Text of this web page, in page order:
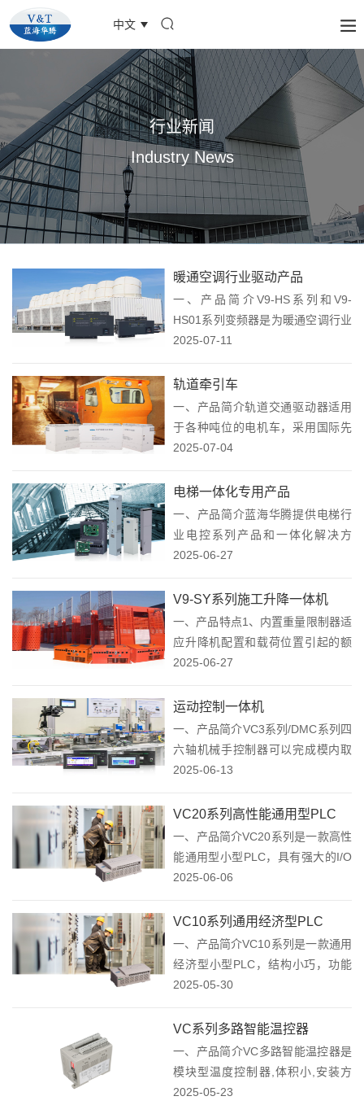
中文
行业新闻
Industry News
暖通空调行业驱动产品
一、产品简介V9-HS系列和V9-
HS01系列变频器是为暖通空调行业
量身打造的水冷型和风冷型高性能
大。可以匹配同步电机和异步电
机，可以满足大多数中大功率空调
类驱动。&nb...
2025-07-11
轨道牵引车
一、产品简介轨道交通驱动器适用
于各种吨位的电机车，采用国际先
进的矢量控制技术，支持无速度传
持同步电机/异步电机，同时结合机
车的结构、环境要求、司控台、制
动方式等特点设计开...
2025-07-04
电梯一体化专用产品
一、产品简介蓝海华腾提供电梯行
业电控系列产品和一体化解决方
案，包括电梯专用变频器、电梯电
一体柜、轿顶检修箱、应急电源、
内呼、外呼、物联网等满足客货
梯、家用梯、特种梯等多种...
2025-06-27
V9-SY系列施工升降一体机
一、产品特点1、内置重量限制器适
应升降机配置和载荷位置引起的额
定起重量的不断变化。在施工升降
规定的功能，不需要手动再进行设
定或调整。 2、自动平层功能变频
器配合...
2025-06-27
运动控制一体机
一、产品简介VC3系列/DMC系列四
六轴机械手控制器可以完成模内取
物，型外置物堆叠功能，实现类似
行业，机加工行业，农业及搬运码
垛等应用场景，是工业自动化过程
中关键组成部分...
2025-06-13
VC20系列高性能通用型PLC
一、产品简介VC20系列是一款高性
能通用型小型PLC，具有强大的I/O
扩展能力和通讯组网功能，可用于
具有高稳定性、高可靠性、大容
量、高速运算的能力。功能强大，
具有极高性价...
2025-06-06
VC10系列通用经济型PLC
一、产品简介VC10系列是一款通用
经济型小型PLC，结构小巧，功能
强大，程序容量大的特点，具有数
通讯、浮点运算、高速计数和脉冲
输出定位控制功能。可广泛适用于
纺织、化...
2025-05-30
VC系列多路智能温控器
一、产品简介VC多路智能温控器是
模块型温度控制器,体积小,安装方
便,既可独立运行,又可与PLC配合使
2025-05-23